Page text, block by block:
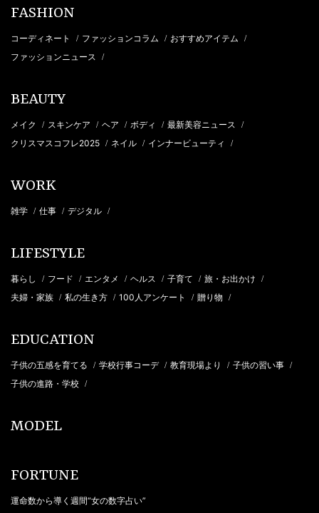
FASHION
コーディネート / ファッションコラム / おすすめアイテム /
ファッションニュース /
BEAUTY
メイク / スキンケア / ヘア / ボディ / 最新美容ニュース /
クリスマスコフレ2025 / ネイル / インナービューティ /
WORK
雑学 / 仕事 / デジタル /
LIFESTYLE
暮らし / フード / エンタメ / ヘルス / 子育て / 旅・お出かけ /
夫婦・家族 / 私の生き方 / 100人アンケート / 贈り物 /
EDUCATION
子供の五感を育てる / 学校行事コーデ / 教育現場より / 子供の習い事 /
子供の進路・学校 /
MODEL
FORTUNE
運命数から導く週間“女の数字占い”